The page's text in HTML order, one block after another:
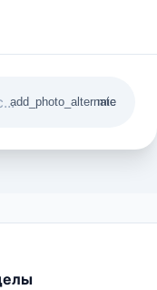
add_photo_alternate
mic